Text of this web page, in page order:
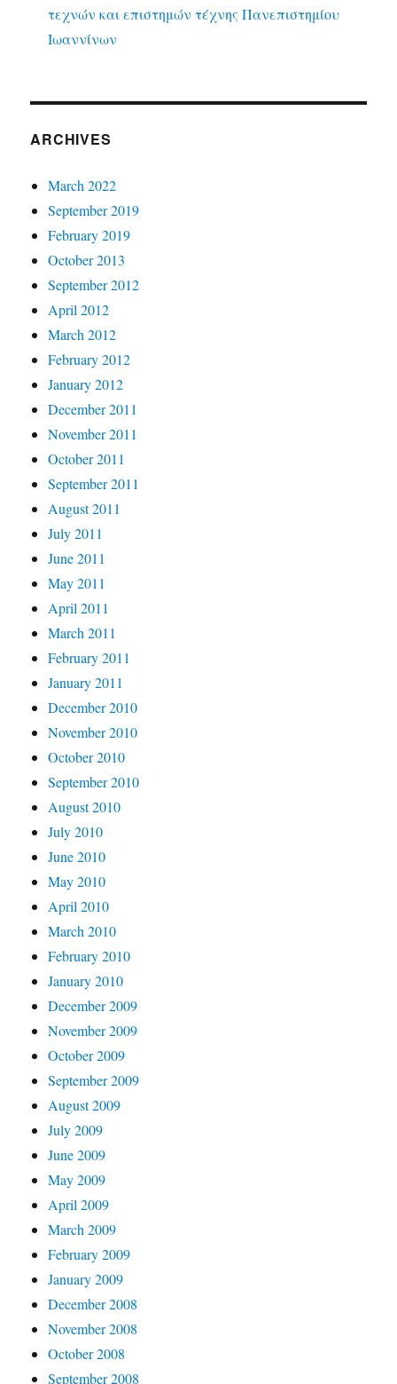
τεχνών και επιστημών τέχνης Πανεπιστημίου
Ιωαννίνων
ARCHIVES
March 2022
September 2019
February 2019
October 2013
September 2012
April 2012
March 2012
February 2012
January 2012
December 2011
November 2011
October 2011
September 2011
August 2011
July 2011
June 2011
May 2011
April 2011
March 2011
February 2011
January 2011
December 2010
November 2010
October 2010
September 2010
August 2010
July 2010
June 2010
May 2010
April 2010
March 2010
February 2010
January 2010
December 2009
November 2009
October 2009
September 2009
August 2009
July 2009
June 2009
May 2009
April 2009
March 2009
February 2009
January 2009
December 2008
November 2008
October 2008
September 2008